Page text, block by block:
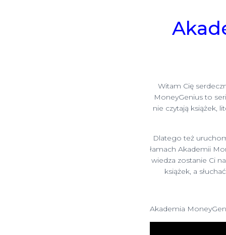
Witam Cię
MoneyGenius to
nie czytają książek,
Dlatego też
łamach Akademii
wiedza zostanie Ci
książek, a
Akademia